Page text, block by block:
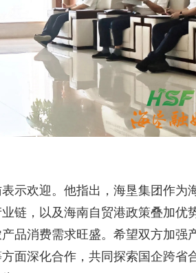
示欢迎。他指出，海垦集团作为
链，以及海南自贸港政策叠加优势
品消费需求旺盛。希望双方加强
面深化合作，共同探索国企跨省